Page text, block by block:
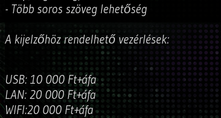
- Több soros szöveg lehetőség
A kijelzőhöz rendelhető vezérlések:
USB: 10 000 Ft+áfa
LAN: 20 000 Ft+áfa
WIFI:20 000 Ft+áfa